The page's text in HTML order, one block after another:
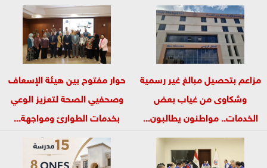
مزاعم بتحصيل مبالغ غير رسمية
وشكاوى من غياب بعض
الخدمات.. مواطنون يطالبون...
حوار مفتوح بين هيئة الإسعاف
وصحفيي الصحة لتعزيز الوعي
بخدمات الطوارئ ومواجهة...